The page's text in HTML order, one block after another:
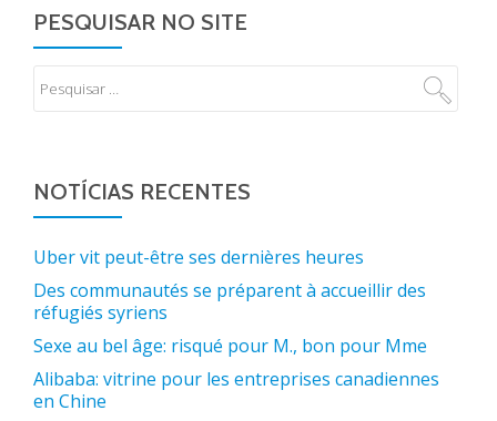
PESQUISAR NO SITE
NOTÍCIAS RECENTES
Uber vit peut-être ses dernières heures
Des communautés se préparent à accueillir des
réfugiés syriens
Sexe au bel âge: risqué pour M., bon pour Mme
Alibaba: vitrine pour les entreprises canadiennes
en Chine